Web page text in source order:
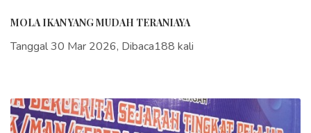
MOLA IKAN YANG MUDAH TERANIAYA
Tanggal 30 Mar 2026, Dibaca188 kali